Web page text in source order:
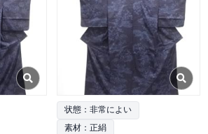
状態：非常によい
素材：正絹